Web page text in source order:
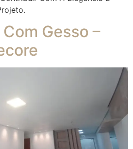
Gesso –